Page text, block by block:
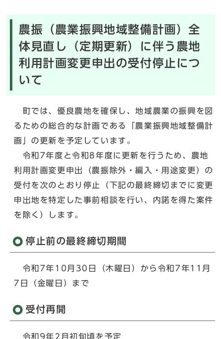
農振（農業振興地域整備計画）全
体見直し（定期更新）に伴う農地
利用計画変更申出の受付停止につ
いて
町では、優良農地を確保し、地域農業の振興を図
るための総合的な計画である「農業振興地域整備計
画」の更新を予定しています。
令和7年度と令和8年度に更新を行うため、農地
利用計画変更申出（農振除外・編入・用途変更）の
受付を次のとおり停止（下記の最終締切までに変更
申出地を特定した事前相談を行い、内諾を得た案件
を除く）します。
停止前の最終締切期間
令和7年10月30日（木曜日）から令和7年11月
7日（金曜日）まで
受付再開
令和9年2月初旬頃を予定